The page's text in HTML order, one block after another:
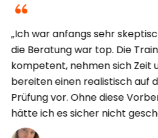
sehr skeptisch, aber
top. Die Trainer sind
sich Zeit und
realistisch auf die
diese Vorbereitung
nicht geschafft.“